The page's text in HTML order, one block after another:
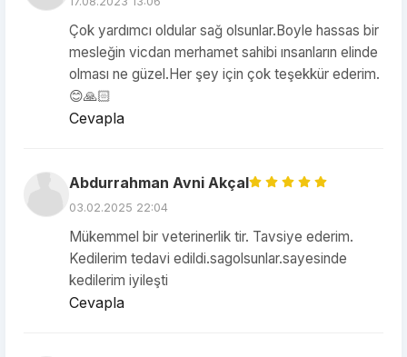
Çok yardımcı oldular sağ olsunlar.Boyle hassas bir
mesleğin vicdan merhamet sahibi ınsanların elinde
olması ne güzel.Her şey için çok teşekkür ederim.
😊🙏🏻
Cevapla
Abdurrahman Avni Akçal
03.02.2025 22:04
Mükemmel bir veterinerlik tir. Tavsiye ederim.
Kedilerim tedavi edildi.sagolsunlar.sayesinde
kedilerim iyileşti
Cevapla